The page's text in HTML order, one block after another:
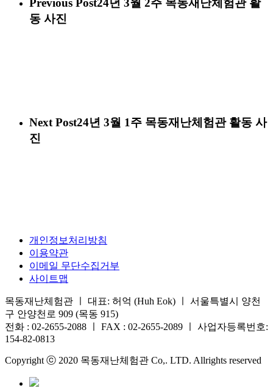
동 사진
Next Post24년 3월 1주 목동재난체험관 활동 사
진
개인정보처리방침
이용약관
이메일 무단수집거부
사이트맵
목동재난체험관 ㅣ 대표: 허억 (Huh Eok) ㅣ 서울특별시 양천
구 안양천로 909 (목동 915)
전화 : 02-2655-2088 ㅣ FAX : 02-2655-2089 ㅣ 사업자등록번호:
154-82-0813
Copyright ⓒ 2020 목동재난체험관 Co,. LTD. Allrights reserved